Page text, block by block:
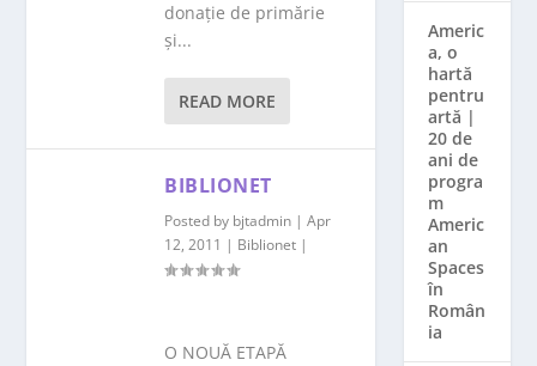
donație de primărie
și...
READ MORE
BIBLIONET
Posted by bjtadmin |Apr
12, 2011 | Biblionet |
O NOUĂ ETAPĂ
Americ
a, o
hartă
pentru
artă |
20 de
ani de
progra
m
Americ
an
Spaces
în
Român
ia